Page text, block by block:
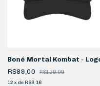
Boné Mortal Kombat -
R$89,00
R$129,00
12 x de R$9,16